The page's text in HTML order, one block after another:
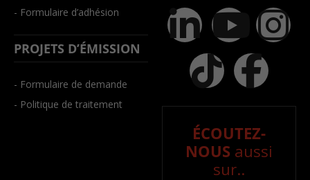
- Formulaire d’adhésion
PROJETS D’ÉMISSION
- Formulaire de demande
- Politique de traitement
ÉCOUTEZ-
NOUS aussi
sur..